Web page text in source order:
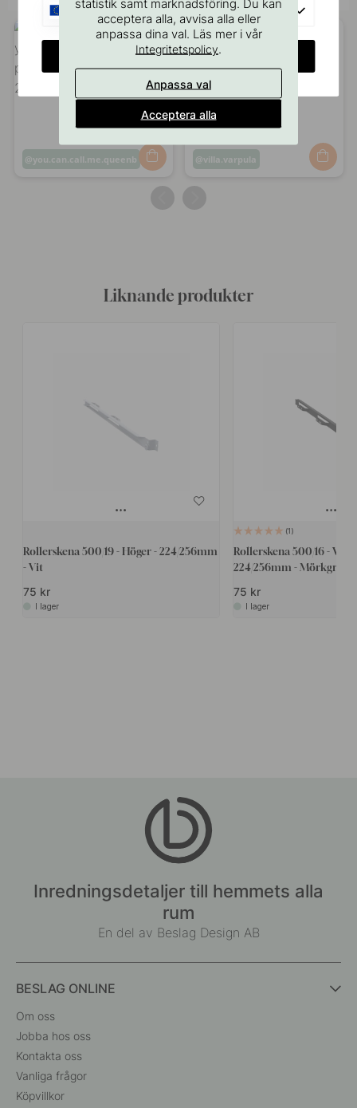
Inlägg
you.can.call.me.queenb
Inlägg
villa.varpula
Liknande produkter
Rollerskena 500/19 - Höger - 224/256mm
- Vit
75 kr
I lager
1
Rollerskena 500/16 -
224/256mm - Mörkgrå
75 kr
I lager
Inredningsdetaljer till hemmets alla
rum
En del av Beslag Design AB
BESLAG ONLINE
Om oss
Jobba hos oss
Kontakta oss
Vanliga frågor
Köpvillkor
statistik samt marknadsföring. Du kan
acceptera alla, avvisa alla eller
anpassa dina val. Läs mer i vår
Integritetspolicy.
Anpassa val
Acceptera alla
EU
CHANGE COUNTRY